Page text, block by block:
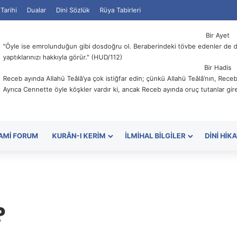
Dualar Dini Sözlük Rüya Tabirleri
Bir Ayet
"Öyle ise emrolunduğun gibi dosdoğru ol. Beraberindeki tövbe edenler de
yaptıklarınızı hakkıyla görür." (HUD/112)
Bir Hadis
Receb ayında Allahü Teâlâ’ya çok istiğfar edin; çünkü Allahü Teâlâ’nın,
Ayrıca Cennette öyle köşkler vardır ki, ancak Receb ayında oruç tutanlar
FORUM KURÂN-I KERIM İLMIHAL BILGILER DINI